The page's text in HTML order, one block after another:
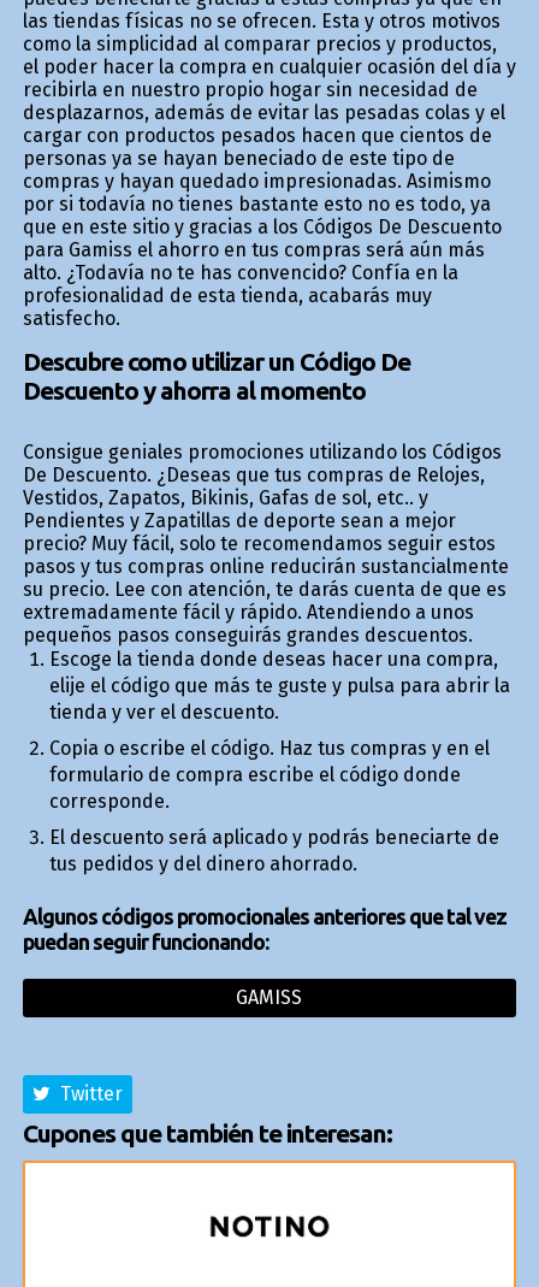
las tiendas físicas no se ofrecen. Esta y otros motivos
como la simplicidad al comparar precios y productos,
el poder hacer la compra en cualquier ocasión del día y
recibirla en nuestro propio hogar sin necesidad de
desplazarnos, además de evitar las pesadas colas y el
cargar con productos pesados hacen que cientos de
personas ya se hayan beneficiado de este tipo de
compras y hayan quedado impresionadas. Asimismo
por si todavía no tienes bastante esto no es todo, ya
que en este sitio y gracias a los Códigos De Descuento
para Gamiss el ahorro en tus compras será aún más
alto. ¿Todavía no te has convencido? Confía en la
profesionalidad de esta tienda, acabarás muy
satisfecho.
Descubre como utilizar un Código De
Descuento y ahorra al momento
Consigue geniales promociones utilizando los Códigos
De Descuento. ¿Deseas que tus compras de Relojes,
Vestidos, Zapatos, Bikinis, Gafas de sol, etc.. y
Pendientes y Zapatillas de deporte sean a mejor
precio? Muy fácil, solo te recomendamos seguir estos
pasos y tus compras online reducirán sustancialmente
su precio. Lee con atención, te darás cuenta de que es
extremadamente fácil y rápido. Atendiendo a unos
pequeños pasos conseguirás grandes descuentos.
Escoge la tienda donde deseas hacer una compra,
elije el código que más te guste y pulsa para abrir la
tienda y ver el descuento.
Copia o escribe el código. Haz tus compras y en el
formulario de compra escribe el código donde
corresponde.
El descuento será aplicado y podrás beneficiarte de
tus pedidos y del dinero ahorrado.
Algunos códigos promocionales anteriores que tal vez
puedan seguir funcionando:
GAMISS
Twitter
Cupones que también te interesan: